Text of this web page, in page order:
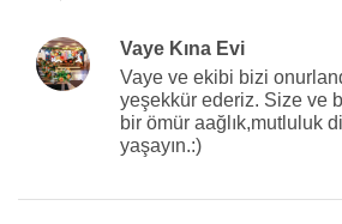
Vaye Kına Evi
Vaye ve ekibi bizi
yeşekkür ederiz. Size ve
bir ömür aağlık,mutluluk
yaşayın.:)